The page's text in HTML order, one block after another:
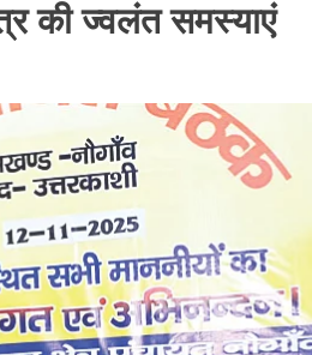
की ज्वलंत समस्याएं